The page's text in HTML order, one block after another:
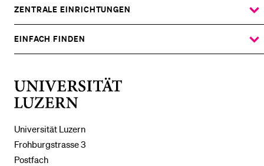
Universität Luzern
Frohburgstrasse 3
Postfach
UNTERMENÜ
ZENTRALE EINRICHTUNGEN
ZEIGE
DAS
UNTERMENÜ
EINFACH FINDEN
ZEIGE
DAS